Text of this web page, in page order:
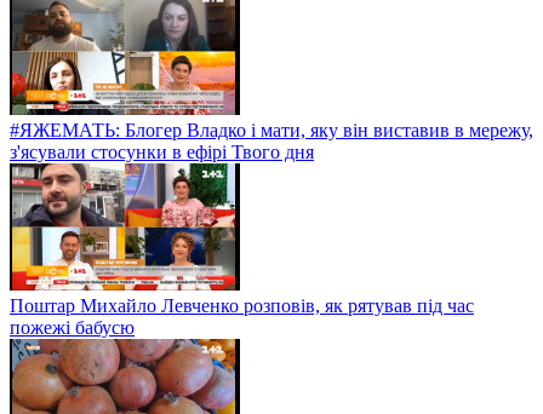
#ЯЖЕМАТЬ: Блогер Владко і мати, яку він виставив в мережу,
з'ясували стосунки в ефірі Твого дня
Поштар Михайло Левченко розповів, як рятував під час
пожежі бабусю